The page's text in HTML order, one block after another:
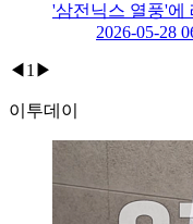
'삼전닉스 열풍'에
2026-05-28
◀ 1 ▶
이투데이